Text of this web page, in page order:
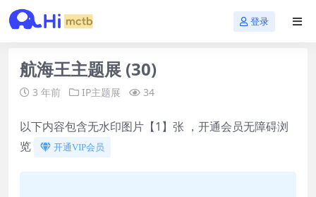
登录
航海王主题展 (30)
3 年前 IP主题展 34
以下内容包含无水印图片【1】张 ，开通会员无障碍浏
览
开通VIP会员